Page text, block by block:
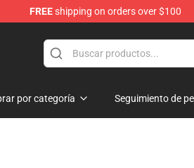
FREEshipping on orders over $100
por categoría Seguimiento de